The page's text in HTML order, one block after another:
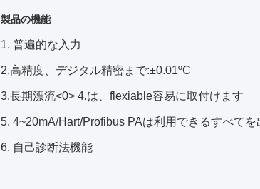
製品の機能
1. 普遍的な入力
2.高精度、デジタル精密まで:±0.01ºC
3.長期漂流<0> 4.は、flexiable容易に取付けます
5. 4~20mA/Hart/Profibus PAは利用できるすべてを
6. 自己診断法機能